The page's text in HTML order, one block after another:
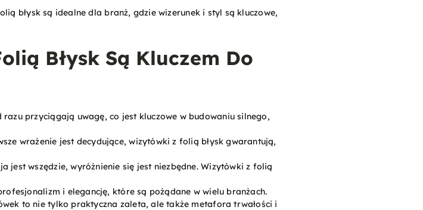
błysk są idealne dla branż, gdzie wizerunek i styl są kluczowe,
Błysk Są Kluczem Do
przyciągają uwagę, co jest kluczowe w budowaniu silnego,
wrażenie jest decydujące, wizytówki z folią błysk gwarantują,
jest wszędzie, wyróżnienie się jest niezbędne. Wizytówki z folią
i elegancję, które są pożądane w wielu branżach.
to nie tylko praktyczna zaleta, ale także metafora trwałości i